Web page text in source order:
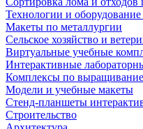
Технологии и
Макеты по металлургии
Сельское хозяйство и
Виртуальные учебные
Интерактивные
Комплексы по выращивание
Модели и учебные макеты
Стенд-планшеты
Строительство